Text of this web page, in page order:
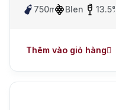
750ml Blend 13.5%
Thêm vào giỏ hàng